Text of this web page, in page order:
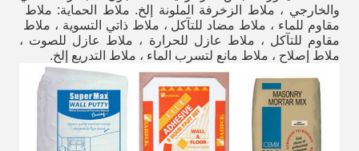
والخارجي ، ملاط ​​الزخرفة الملونة إلخ. ملاط ​​الحماية: ملاط ​​
مقاوم للماء ، ملاط ​​مضاد للتآكل ، ملاط ​​ذاتي التسوية ، ملاط ​​
مقاوم للتآكل ، ملاط ​​عازل للحرارة ، ملاط ​​عازل للصوت ،
ملاط ​​إصلاح ، ملاط مانع لتسرب الماء ، ملاط ​​التدريع إلخ.